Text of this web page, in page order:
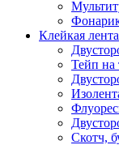
Клейкая лента
Тейп на
Скотч,